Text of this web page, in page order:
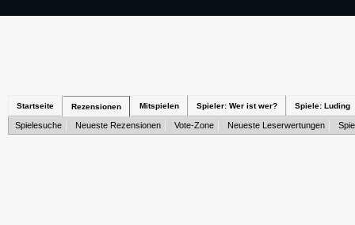
Startseite Rezensionen Mitspielen Spieler: Wer ist wer? Spiele: Luding
Spielesuche Neueste Rezensionen Vote-Zone Neueste Leserwertungen